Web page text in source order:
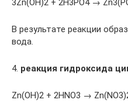
3Zn(OH)2 + 2H3PO4 →
В результате реакции
вода.
4. реакция гидроксида
Zn(OH)2 + 2HNO3 →